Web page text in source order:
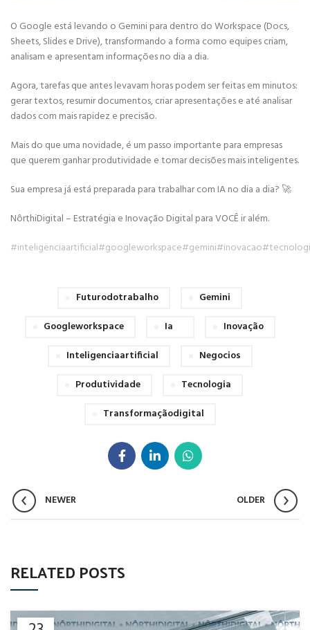
O Google está levando o Gemini para dentro do Workspace (Docs,
Sheets, Slides e Drive), transformando a forma como equipes criam,
analisam e apresentam informações no dia a dia.
Agora, tarefas que antes levavam horas podem ser feitas em minutos:
gerar textos, resumir documentos, criar apresentações e até analisar
dados com mais rapidez e precisão.
Mais do que uma novidade, é um passo importante para empresas
que querem ganhar produtividade e tomar decisões mais inteligentes.
Sua empresa já está preparada para trabalhar com IA no dia a dia? 🚀
NôrthiDigital – Estratégia e Inovação Digital para VOCÊ ir além.
#inteligenciaartificial#googleworkspace#gemini#inovacao
Futurodotrabalho
Gemini
Googleworkspace
Ia
Inovação
Inteligenciaartificial
Negocios
Produtividade
Tecnologia
Transformaçãodigital
NEWER OLDER
RELATED POSTS